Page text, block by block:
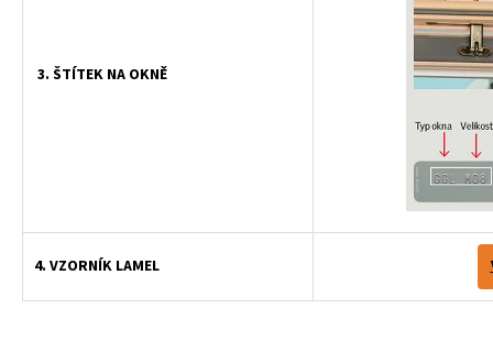
3. ŠTÍTEK NA OKNĚ
4. VZORNÍK LAMEL